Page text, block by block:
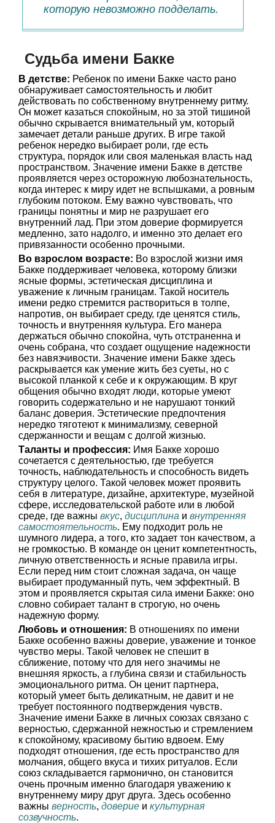
которую невозможно подделать.
Судьба имени Бакке
В детстве: Ребенок по имени Бакке часто рано
обнаруживает самостоятельность и любит
действовать по собственному внутреннему ритму.
Он может казаться спокойным, но за этой тишиной
обычно скрывается внимательный ум, который
замечает детали раньше других. В игре такой
ребенок нередко выбирает роли, где есть
структура, порядок или своя маленькая власть над
пространством. Значение имени Бакке в детстве
проявляется через осторожную любознательность,
когда интерес к миру идет не вспышками, а ровным
глубоким потоком. Ему важно чувствовать, что
границы понятны и мир не разрушает его
внутренний лад. При этом доверие формируется
медленно, зато надолго, и именно это делает его
привязанности особенно прочными.
Во взрослом возрасте: Во взрослой жизни имя
Бакке поддерживает человека, которому близки
ясные формы, эстетическая дисциплина и
уважение к личным границам. Такой носитель
имени редко стремится раствориться в толпе,
напротив, он выбирает среду, где ценятся стиль,
точность и внутренняя культура. Его манера
держаться обычно спокойна, чуть отстраненна и
очень собрана, что создает ощущение надежности
без навязчивости. Значение имени Бакке здесь
раскрывается как умение жить без суеты, но с
высокой планкой к себе и к окружающим. В круг
общения обычно входят люди, которые умеют
говорить содержательно и не нарушают тонкий
баланс доверия. Эстетические предпочтения
нередко тяготеют к минимализму, северной
сдержанности и вещам с долгой жизнью.
Таланты и профессия: Имя Бакке хорошо
сочетается с деятельностью, где требуется
точность, наблюдательность и способность видеть
структуру целого. Такой человек может проявить
себя в литературе, дизайне, архитектуре, музейной
сфере, исследовательской работе или в любой
среде, где важны вкус, дисциплина и внутренняя
самостоятельность. Ему подходит роль не
шумного лидера, а того, кто задает тон качеством, а
не громкостью. В команде он ценит компетентность,
личную ответственность и ясные правила игры.
Если перед ним стоит сложная задача, он чаще
выбирает продуманный путь, чем эффектный. В
этом и проявляется скрытая сила имени Бакке: оно
словно собирает талант в строгую, но очень
надежную форму.
Любовь и отношения: В отношениях по имени
Бакке особенно важны доверие, уважение и тонкое
чувство меры. Такой человек не спешит в
сближение, потому что для него значимы не
внешняя яркость, а глубина связи и стабильность
эмоционального ритма. Он ценит партнера,
который умеет быть деликатным, не давит и не
требует постоянного подтверждения чувств.
Значение имени Бакке в личных союзах связано с
верностью, сдержанной нежностью и стремлением
к спокойному, красивому бытию вдвоем. Ему
подходят отношения, где есть пространство для
молчания, общего вкуса и тихих ритуалов. Если
союз складывается гармонично, он становится
очень прочным именно благодаря уважению к
внутреннему миру друг друга. Здесь особенно
важны верность, доверие и культурная
созвучность.